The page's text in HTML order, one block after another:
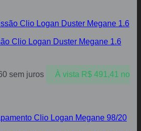
Clio Logan Duster Megane 1.6
sem juros À vista R$491,41 no